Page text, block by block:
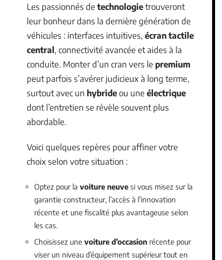
Les passionnés de technologietrouveront
leur bonheur dans la dernière génération de
véhicules : interfaces intuitives, écran tactile
central, connectivité avancée et aides à la
conduite. Monter d’un cran vers le premium
peut parfois s’avérer judicieux à long terme,
surtout avec un hybrideou une électrique
dont l’entretien se révèle souvent plus
abordable.
Voici quelques repères pour affiner votre
choix selon votre situation :
Optez pour la voiture neuve si vous misez sur la
garantie constructeur, l’accès à l’innovation
récente et une fiscalité plus avantageuse selon
les cas.
Choisissez une voiture d’occasion récente pour
viser un niveau d’équipement supérieur tout en